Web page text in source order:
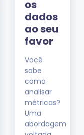
os
dados
ao seu
favor
Você
sabe
como
analisar
métricas?
Uma
abordagem